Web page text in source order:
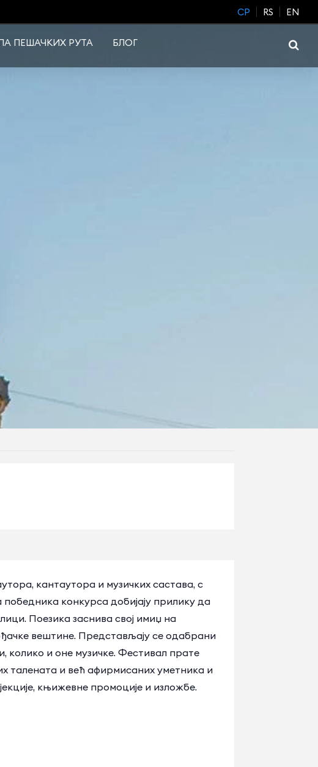
CP RS EN
ПЕШАЧКИХ РУТА БЛОГ
кантаутора и музичких састава, с
конкурса добијају прилику да
Поезика заснива свој имиџ на
вештине. Представљају се одабрани
колико и оне музичке. Фестивал прате
талената и већ афирмисаних уметника и
књижевне промоције и изложбе.